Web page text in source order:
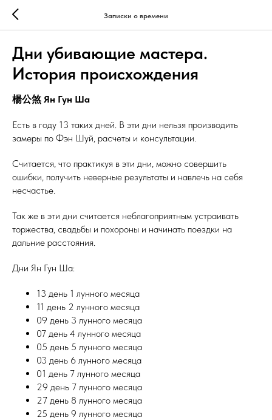
Записки о времени
Дни убивающие мастера.
История происхождения
楊公煞 Ян Гун Ша
Есть в году 13 таких дней. В эти дни нельзя производить
замеры по Фэн Шуй, расчеты и консультации.
Считается, что практикуя в эти дни, можно совершить
ошибки, получить неверные результаты и навлечь на себя
несчастье.
Так же в эти дни считается неблагоприятным устраивать
торжества, свадьбы и похороны и начинать поездки на
дальние расстояния.
Дни Ян Гун Ша:
13 день 1 лунного месяца
11 день 2 лунного месяца
09 день 3 лунного месяца
07 день 4 лунного месяца
05 день 5 лунного месяца
03 день 6 лунного месяца
01 день 7 лунного месяца
29 день 7 лунного месяца
27 день 8 лунного месяца
25 день 9 лунного месяца